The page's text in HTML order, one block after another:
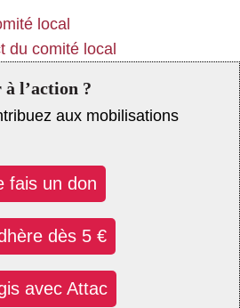
local
du comité local
à l’action ?
aux mobilisations
fais un don
dès 5 €
avec Attac